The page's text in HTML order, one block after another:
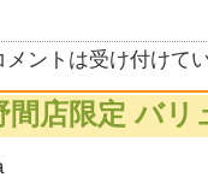
メントは受け付けて
間店限定 バ